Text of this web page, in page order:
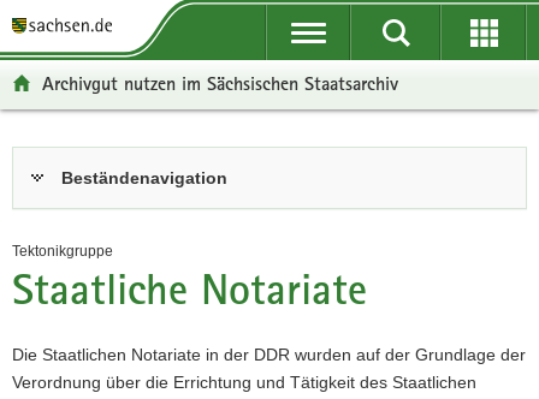
P
l
ü
b
g
e
P
l
n
a
g
t
H
i
n
h
t
F
r
B
e
c
Archivgut nutzen im Sächsischen Staatsarchiv
Beständenavigation
Tektonikgruppe
Staatliche Notariate
Die Staatlichen Notariate in der DDR wurden auf der Grundlage der
Verordnung über die Errichtung und Tätigkeit des Staatlichen